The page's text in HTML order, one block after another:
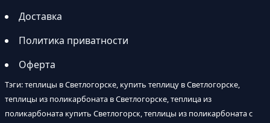
Доставка
Политика приватности
Оферта
Тэги: теплицы в Светлогорске, купить теплицу в Светлогорске,
теплицы из поликарбоната в Светлогорске, теплица из
поликарбоната купить Светлогорск, теплицы из поликарбоната с